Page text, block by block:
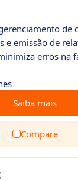
de
e emissão de
erros na
Saiba mais
Compare